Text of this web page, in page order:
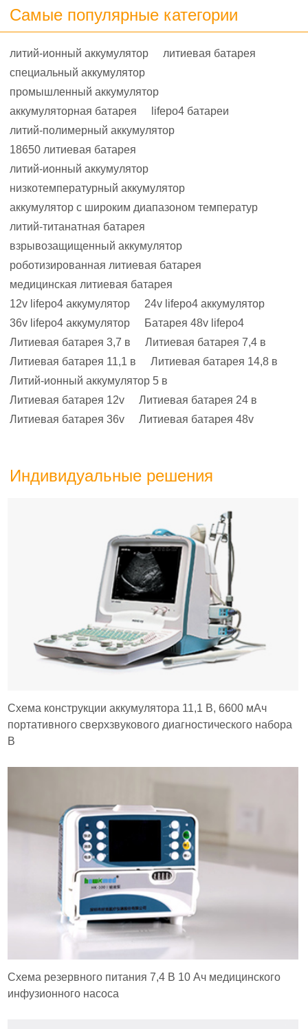
Самые популярные категории
литий-ионный аккумулятор
литиевая батарея
специальный аккумулятор
промышленный аккумулятор
аккумуляторная батарея
lifepo4 батареи
литий-полимерный аккумулятор
18650 литиевая батарея
литий-ионный аккумулятор
низкотемпературный аккумулятор
аккумулятор с широким диапазоном температур
литий-титанатная батарея
взрывозащищенный аккумулятор
роботизированная литиевая батарея
медицинская литиевая батарея
12v lifepo4 аккумулятор
24v lifepo4 аккумулятор
36v lifepo4 аккумулятор
Батарея 48v lifepo4
Литиевая батарея 3,7 в
Литиевая батарея 7,4 в
Литиевая батарея 11,1 в
Литиевая батарея 14,8 в
Литий-ионный аккумулятор 5 в
Литиевая батарея 12v
Литиевая батарея 24 в
Литиевая батарея 36v
Литиевая батарея 48v
Индивидуальные решения
Схема конструкции аккумулятора 11,1 В, 6600 мАч
портативного сверхзвукового диагностического набора
B
Схема резервного питания 7,4 В 10 Ач медицинского
инфузионного насоса